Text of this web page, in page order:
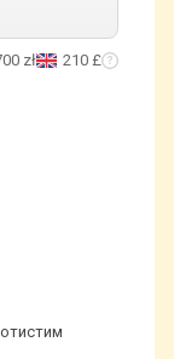
zł 210 £